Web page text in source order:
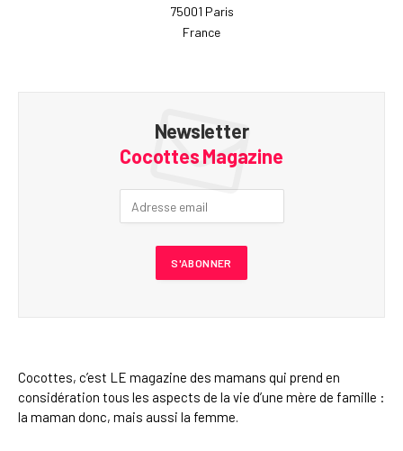
75001 Paris
France
Newsletter
Cocottes Magazine
Cocottes, c’est LE magazine des mamans qui prend en
considération tous les aspects de la vie d’une mère de famille :
la maman donc, mais aussi la femme.